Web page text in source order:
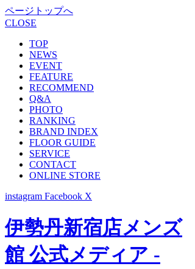
ページトップへ
CLOSE
TOP
NEWS
EVENT
FEATURE
RECOMMEND
Q&A
PHOTO
RANKING
BRAND INDEX
FLOOR GUIDE
SERVICE
CONTACT
ONLINE STORE
instagram Facebook X
伊勢丹新宿店メンズ
館 公式メディア -